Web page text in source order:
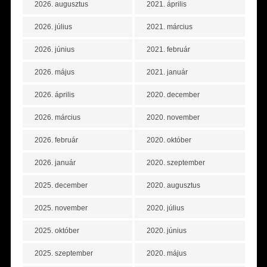
2026. augusztus
2026. július
2026. június
2026. május
2026. április
2026. március
2026. február
2026. január
2025. december
2025. november
2025. október
2025. szeptember
2021. április
2021. március
2021. február
2021. január
2020. december
2020. november
2020. október
2020. szeptember
2020. augusztus
2020. július
2020. június
2020. május